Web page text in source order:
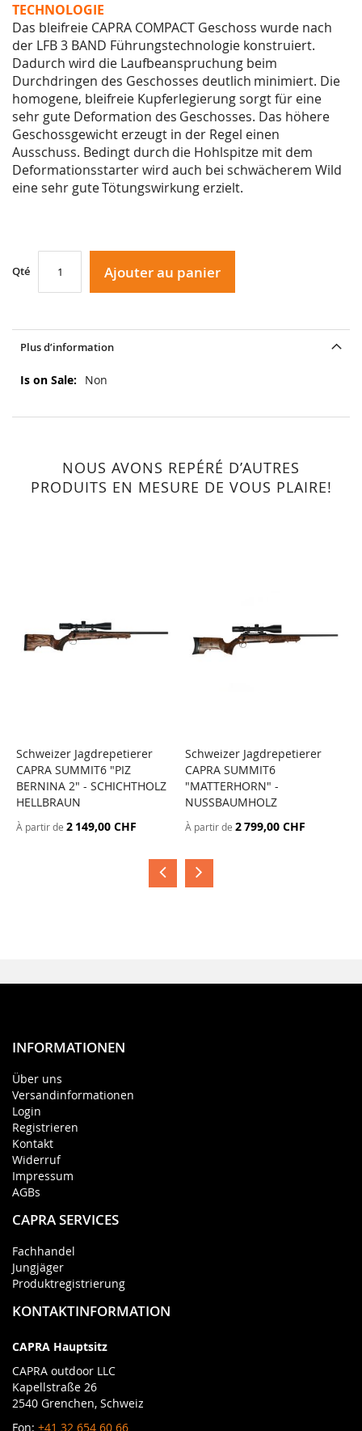
TECHNOLOGIE
Das bleifreie CAPRA COMPACT Geschoss wurde nach
der LFB 3 BAND Führungstechnologie konstruiert.
Dadurch wird die Laufbeanspruchung beim
Durchdringen des Geschosses deutlich minimiert. Die
homogene, bleifreie Kupferlegierung sorgt für eine
sehr gute Deformation des Geschosses. Das höhere
Geschossgewicht erzeugt in der Regel einen
Ausschuss. Bedingt durch die Hohlspitze mit dem
Deformationsstarter wird auch bei schwächerem Wild
eine sehr guteTötungswirkung erzielt.
Qté Ajouter au panier
Plus d’information
Plus
Non
NOUS AVONS REPÉRÉ D’AUTRES
PRODUITS EN MESURE DE VOUS PLAIRE!
Schweizer Jagdrepetierer
CAPRA SUMMIT6 "PIZ
BERNINA 2" - SCHICHTHOLZ
HELLBRAUN
À partir de 2 149,00 CHF
Schweizer Jagdrepetierer
CAPRA SUMMIT6
"MATTERHORN" -
NUSSBAUMHOLZ
À partir de 2 799,00 CHF
INFORMATIONEN
Über uns
Versandinformationen
Login
Registrieren
Kontakt
Widerruf
Impressum
AGBs
CAPRA SERVICES
Fachhandel
Jungjäger
Produktregistrierung
KONTAKTINFORMATION
CAPRA Hauptsitz
CAPRA outdoor LLC
Kapellstraße 26
2540 Grenchen, Schweiz
Fon: +41 32 654 60 66